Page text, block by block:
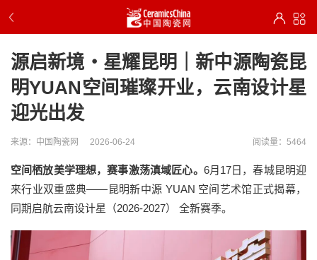
源启新境・星耀昆明｜新中源陶瓷昆
明YUAN空间璀璨开业，云南设计星
迎光出发
来源：中国陶瓷网 2026-06-24 阅读量：5464
空间栖放美学理想，赛事激荡滇域匠心。 6月17日，春城昆明迎
来行业双重盛典——昆明新中源 YUAN 空间艺术馆正式揭幕，
同期启航云南设计星（2026-2027） 全新赛季。